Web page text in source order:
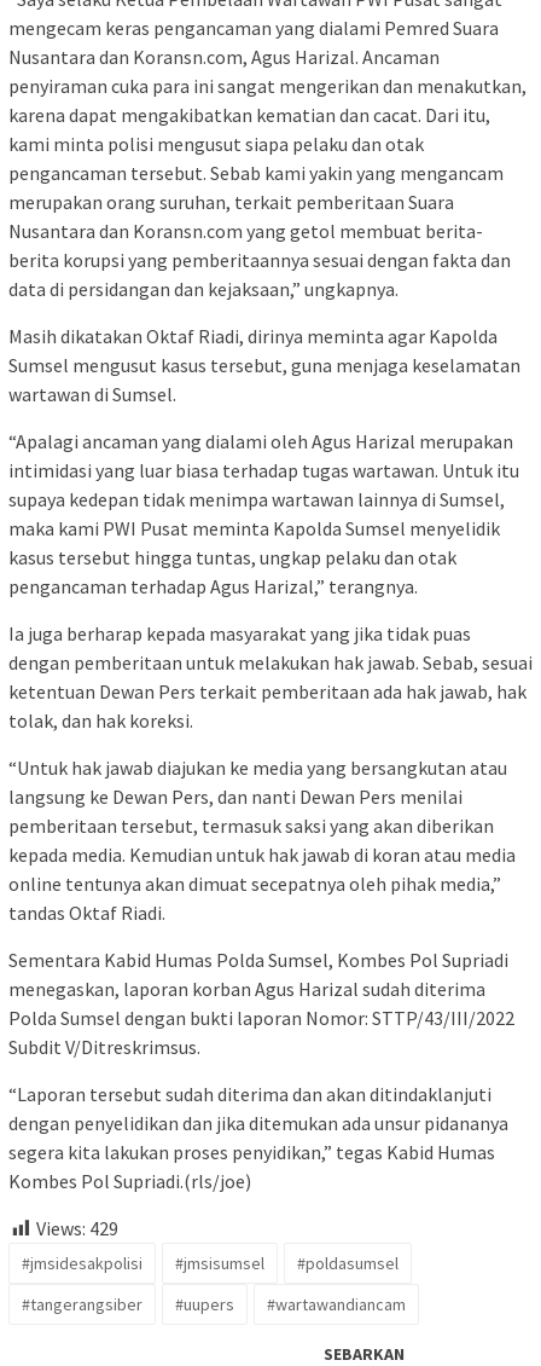
mengecam keras pengancaman yang dialami Pemred Suara
Nusantara dan Koransn.com, Agus Harizal. Ancaman
penyiraman cuka para ini sangat mengerikan dan menakutkan,
karena dapat mengakibatkan kematian dan cacat. Dari itu,
kami minta polisi mengusut siapa pelaku dan otak
pengancaman tersebut. Sebab kami yakin yang mengancam
merupakan orang suruhan, terkait pemberitaan Suara
Nusantara dan Koransn.com yang getol membuat berita-
berita korupsi yang pemberitaannya sesuai dengan fakta dan
data di persidangan dan kejaksaan,” ungkapnya.
Masih dikatakan Oktaf Riadi, dirinya meminta agar Kapolda
Sumsel mengusut kasus tersebut, guna menjaga keselamatan
wartawan di Sumsel.
“Apalagi ancaman yang dialami oleh Agus Harizal merupakan
intimidasi yang luar biasa terhadap tugas wartawan. Untuk itu
supaya kedepan tidak menimpa wartawan lainnya di Sumsel,
maka kami PWI Pusat meminta Kapolda Sumsel menyelidik
kasus tersebut hingga tuntas, ungkap pelaku dan otak
pengancaman terhadap Agus Harizal,” terangnya.
Ia juga berharap kepada masyarakat yang jika tidak puas
dengan pemberitaan untuk melakukan hak jawab. Sebab, sesuai
ketentuan Dewan Pers terkait pemberitaan ada hak jawab, hak
tolak, dan hak koreksi.
“Untuk hak jawab diajukan ke media yang bersangkutan atau
langsung ke Dewan Pers, dan nanti Dewan Pers menilai
pemberitaan tersebut, termasuk saksi yang akan diberikan
kepada media. Kemudian untuk hak jawab di koran atau media
online tentunya akan dimuat secepatnya oleh pihak media,”
tandas Oktaf Riadi.
Sementara Kabid Humas Polda Sumsel, Kombes Pol Supriadi
menegaskan, laporan korban Agus Harizal sudah diterima
Polda Sumsel dengan bukti laporan Nomor: STTP/43/III/2022
Subdit V/Ditreskrimsus.
“Laporan tersebut sudah diterima dan akan ditindaklanjuti
dengan penyelidikan dan jika ditemukan ada unsur pidananya
segera kita lakukan proses penyidikan,” tegas Kabid Humas
Kombes Pol Supriadi.(rls/joe)
Views: 429
#jmsidesakpolisi #jmsisumsel
#poldasumsel
#tangerangsiber
#uupers #wartawandiancam
SEBARKAN